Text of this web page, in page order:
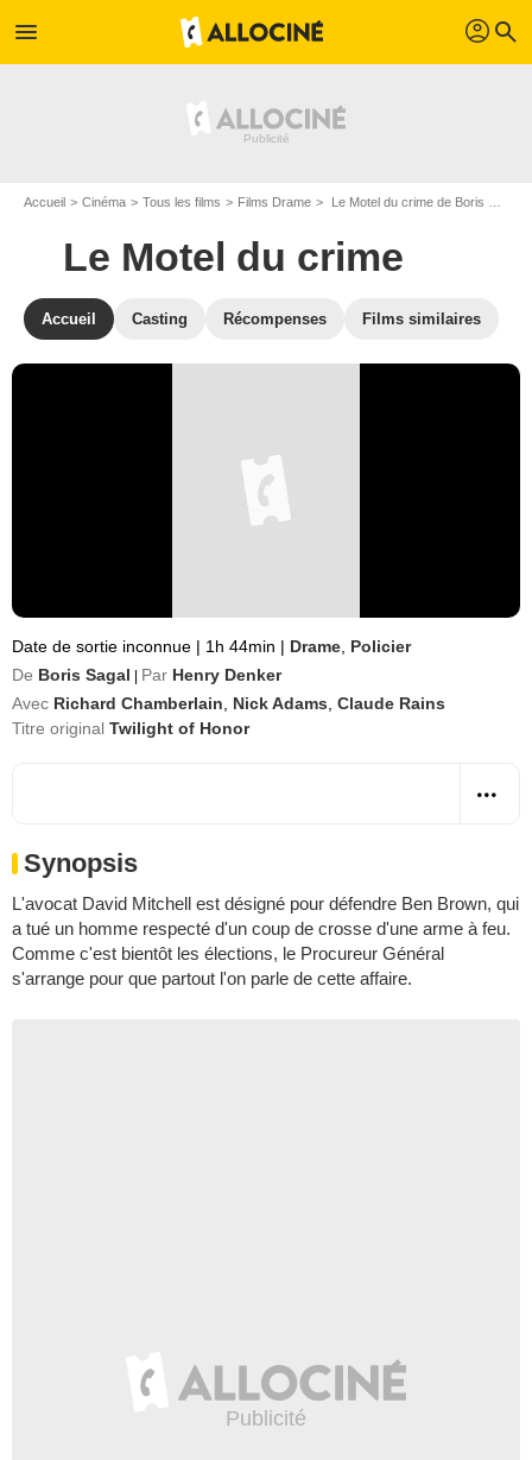
menu profil search
Accueil Cinéma Tous les films Films Drame Le Motel du crime de Boris Sagal
Le Motel du crime
Accueil Casting Récompenses Films similaires
Date de sortie inconnue | 1h 44min | Drame Policier
De Boris Sagal Par Henry Denker
Avec Richard Chamberlain Nick Adams Claude Rains
Titre original Twilight of Honor
Synopsis
L'avocat David Mitchell est désigné pour défendre Ben Brown, qui
a tué un homme respecté d'un coup de crosse d'une arme à feu.
Comme c'est bientôt les élections, le Procureur Général
s'arrange pour que partout l'on parle de cette affaire.